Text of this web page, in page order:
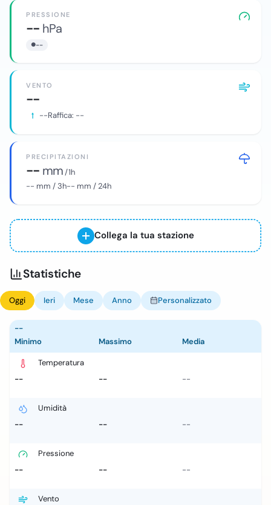
PRESSIONE
-- hPa
--
VENTO
--
--Raffica: --
PRECIPITAZIONI
-- mm/ 1h
-- mm / 3h-- mm / 24h
Collega la tua stazione
Statistiche
Oggi Ieri Mese Anno Personalizzato
--
Minimo
Massimo Media
Temperatura
--
-- --
Umidità
--
-- --
Pressione
--
-- --
Vento